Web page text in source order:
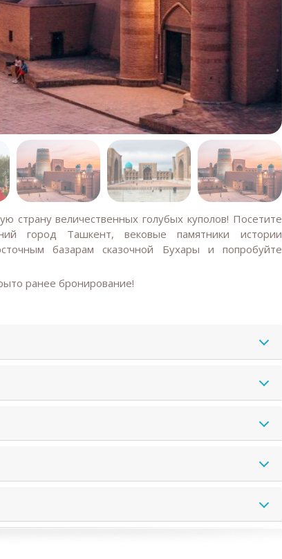
страну величественных голубых куполов! Посетите
город Ташкент, вековые памятники истории
базарам сказочной Бухары и попробуйте
ранее бронирование!